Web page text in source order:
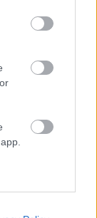
zöld
egyik
Szinte a